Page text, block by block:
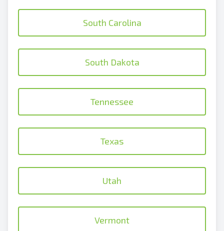
South Carolina
South Dakota
Tennessee
Texas
Utah
Vermont